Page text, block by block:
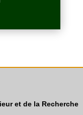
et de la Recherche